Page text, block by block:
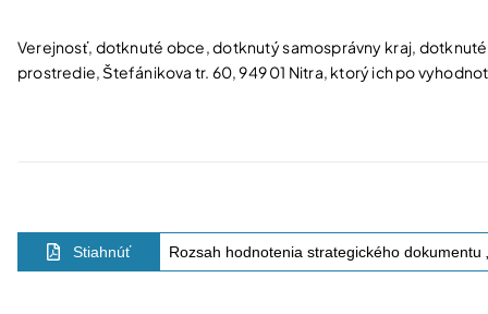
Verejnosť, dotknuté obce, dotknutý samosprávny kraj,
prostredie, Štefánikova tr. 60, 949 01 Nitra, ktorý ich po
Stiahnúť Rozsah hodnotenia strategického dokumentu